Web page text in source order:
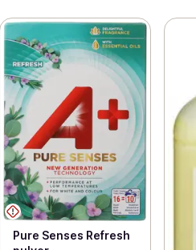
Pure Senses Refresh